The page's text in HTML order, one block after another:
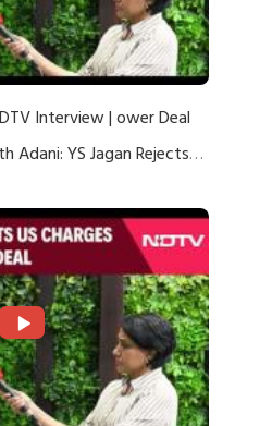
Interview | ower Deal
Adani: YS Jagan Rejects